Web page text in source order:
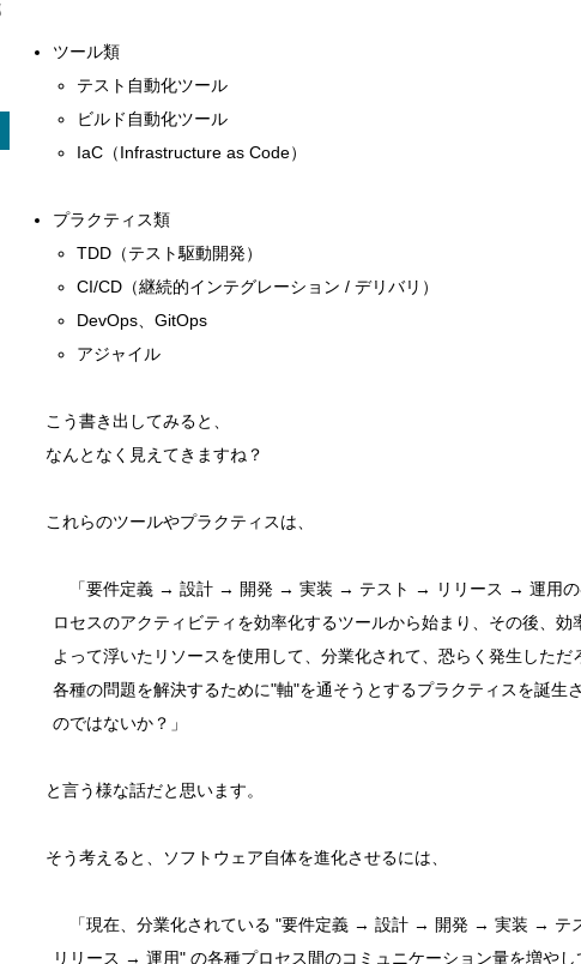
ツール類
テスト自動化ツール
ビルド自動化ツール
IaC（Infrastructure as Code）
プラクティス類
TDD（テスト駆動開発）
CI/CD（継続的インテグレーション / デリバリ）
DevOps、GitOps
アジャイル
こう書き出してみると、
なんとなく見えてきますね？
これらのツールやプラクティスは、
「要件定義 → 設計 → 開発 → 実装 → テスト → リリース → 運用の
ロセスのアクティビティを効率化するツールから始まり、その後、効
よって浮いたリソースを使用して、分業化されて、恐らく発生しただ
各種の問題を解決するために"軸"を通そうとするプラクティスを誕生
のではないか？」
と言う様な話だと思います。
そう考えると、ソフトウェア自体を進化させるには、
「現在、分業化されている "要件定義 → 設計 → 開発 → 実装 → テ
リリース → 運用" の各種プロセス間のコミュニケーション量を増やし